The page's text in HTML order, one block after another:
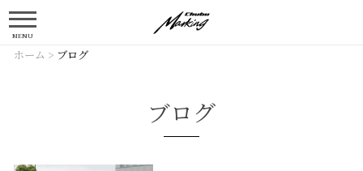
MENU
ホーム > ブログ
ブログ